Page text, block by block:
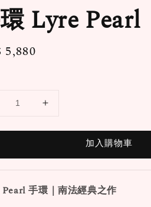
Lyre Pearl
5,880
加入購物車
手環｜南法經典之作